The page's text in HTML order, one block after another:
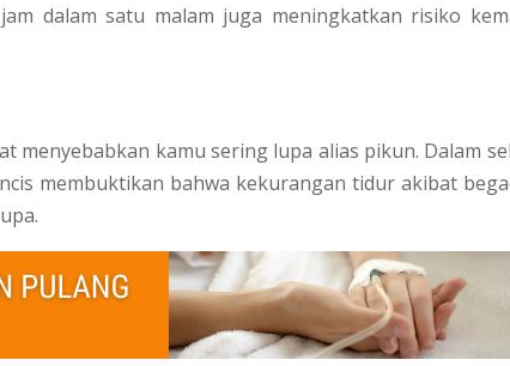
dalam satu malam juga meningkatkan risiko
menyebabkan kamu sering lupa alias pikun. Dalam
membuktikan bahwa kekurangan tidur akibat